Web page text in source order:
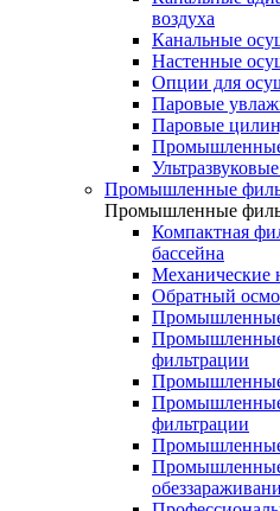
воздуха
Канальные
Настенные
Опции для
Паровые
Паровые
Промышленные
Промышленные
Промышленные
Компактная
бассейна
Механические
Обратный
фильтрации
Промышленные
фильтрации
Промышленные